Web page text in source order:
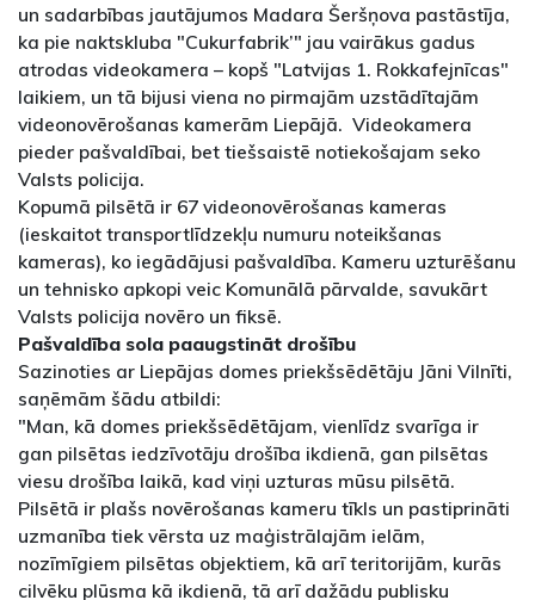
un sadarbības jautājumos Madara Šeršņova pastāstīja,
ka pie naktskluba "Cukurfabrik’" jau vairākus gadus
atrodas videokamera – kopš "Latvijas 1. Rokkafejnīcas"
laikiem, un tā bijusi viena no pirmajām uzstādītajām
videonovērošanas kamerām Liepājā. Videokamera
pieder pašvaldībai, bet tiešsaistē notiekošajam seko
Valsts policija.
Kopumā pilsētā ir 67 videonovērošanas kameras
(ieskaitot transportlīdzekļu numuru noteikšanas
kameras), ko iegādājusi pašvaldība. Kameru uzturēšanu
un tehnisko apkopi veic Komunālā pārvalde, savukārt
Valsts policija novēro un fiksē.
Pašvaldība sola paaugstināt drošību
Sazinoties ar Liepājas domes priekšsēdētāju Jāni Vilnīti,
saņēmām šādu atbildi:
"Man, kā domes priekšsēdētājam, vienlīdz svarīga ir
gan pilsētas iedzīvotāju drošība ikdienā, gan pilsētas
viesu drošība laikā, kad viņi uzturas mūsu pilsētā.
Pilsētā ir plašs novērošanas kameru tīkls un pastiprināti
uzmanība tiek vērsta uz maģistrālajām ielām,
nozīmīgiem pilsētas objektiem, kā arī teritorijām, kurās
cilvēku plūsma kā ikdienā, tā arī dažādu publisku